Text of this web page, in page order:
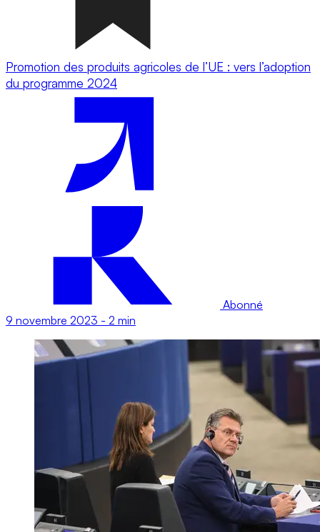
Promotion des produits agricoles de l’UE : vers l’adoption
du programme 2024
Abonné
9 novembre 2023 - 2 min